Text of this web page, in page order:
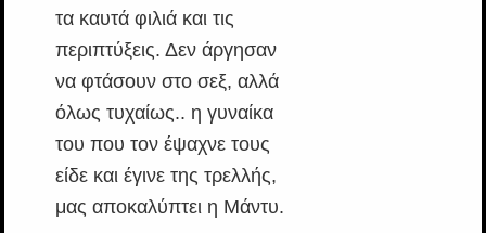
τα καυτά φιλιά και τις
περιπτύξεις. Δεν άργησαν
να φτάσουν στο σεξ, αλλά
όλως τυχαίως.. η γυναίκα
του που τον έψαχνε τους
είδε και έγινε της τρελλής,
μας αποκαλύπτει η Μάντυ.